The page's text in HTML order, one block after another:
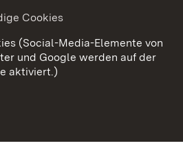
Cookies
Cookies
(Social-Media-Elemente von
und Google werden auf der
aktiviert.)